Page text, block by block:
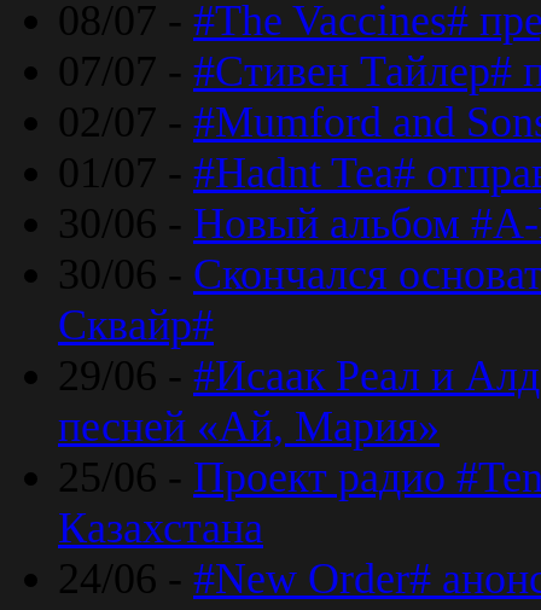
08/07 - #The Vaccines#
07/07 - #Стивен Тайлер#
02/07 - #Mumford and
01/07 - #Hadnt Tea#
30/06 - Новый альбом #A-
30/06 - Скончался
Сквайр#
29/06 - #Исаак Реал и
песней «Ай, Мария»
25/06 - Проект радио
Казахстана
24/06 - #New Order#